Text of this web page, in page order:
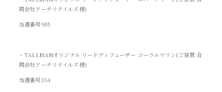
同会社アーチリテイルズ様)
当選番号905
・TALLMANオリジナル リードディフューザー コーラルマリン(ご協賛:合
同会社アーチリテイルズ様)
当選番号334